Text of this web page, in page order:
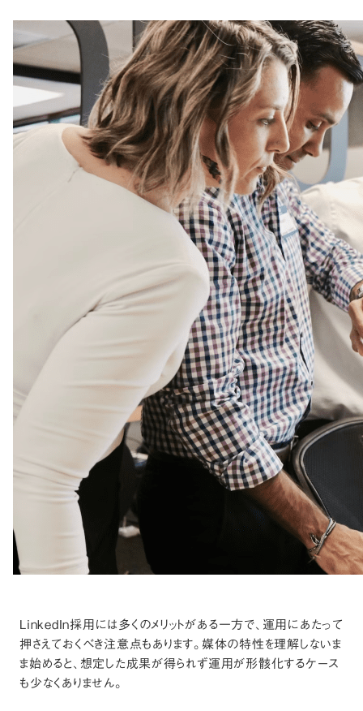
LinkedIn採用には多くのメリットがある一方で、運用にあたって
押さえておくべき注意点もあります。媒体の特性を理解しないま
ま始めると、想定した成果が得られず運用が形骸化するケース
も少なくありません。